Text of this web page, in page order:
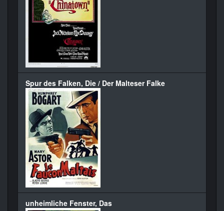
Spur des Falken, Die / Der Malteser Falke
unheimliche Fenster, Das